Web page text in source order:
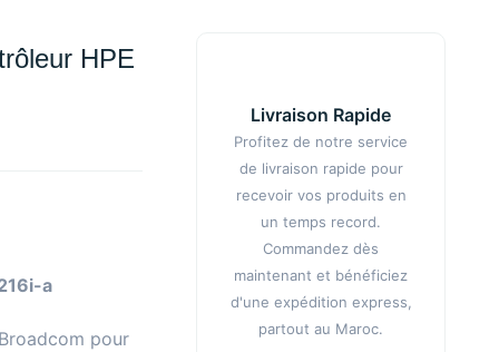
HPE
a
pour
Livraison Rapide
Profitez de notre service
de livraison rapide pour
recevoir vos produits en
un temps record.
Commandez dès
maintenant et bénéficiez
d'une expédition express,
partout au Maroc.